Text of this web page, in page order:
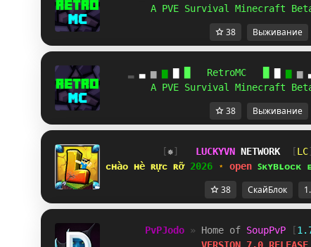
A PVE Survival Minecraft Beta
38 Выживание
▃ ▅ ▆ ▇ RetroMC ▆ ▅
A PVE Survival Minecraft Beta
38 Выживание
[✵] LUCKYVN NETWORK [SO
ᴄʜàᴏ ʜè ʀựᴄ ʀỡ 2026 ⋆ open ꜱᴋʏʙʟᴏᴄᴋ
38 СкайБлок
PvPJodo » Home of SoupPvP [